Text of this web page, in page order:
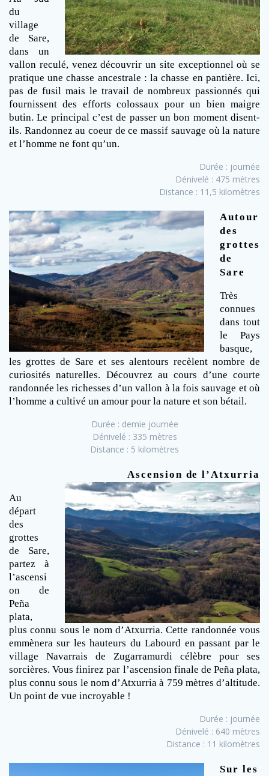
du
village
de Sare,
dans un
vallon reculé, venez découvrir un site exceptionnel où se
pratique une chasse ancestrale : la chasse en pantière. Ici,
pas de fusil mais le travail de nombreux passionnés qui
fournissent des efforts colossaux pour un bien maigre
butin. Le principal c’est de passer un bon moment disent-
ils. Randonnez au coeur de ce massif sauvage où la nature
et l’homme ne font qu’un.
Durée : journée
Dénivelé : 475 mètres
Distance : 11,5 kilomètres
Autour
des
grottes
de
Sare
Très
connues
dans tout
le Pays
basque,
les grottes de Sare et ses alentours recèlent nombre de
curiosités naturelles. Découvrez au cours d’une courte
randonnée les richesses d’un vallon à la fois sauvage et où
l’homme a cultivé un amour pour la nature et son bétail.
Durée : demie journée
Dénivelé : 335 mètres
Distance : 5 kilomètres
Ascension de l’Atxurria
Au
départ
des
grottes
de Sare,
partez à
l’ascensi
on de
Peña
plata,
plus connu sous le nom d’Atxurria. Cette randonnée vous
emmènera sur les hauteurs du Labourd en passant par le
village Navarrais de Zugarramurdi célèbre pour ses
sorcières. Vous finirez par l’ascension finale de Peña plata,
plus connu sous le nom d’Atxurria à 759 mètres d’altitude.
Un point de vue incroyable !
Durée : journée
Dénivelé : 640 mètres
Distance : 11 kilomètres
Sur les